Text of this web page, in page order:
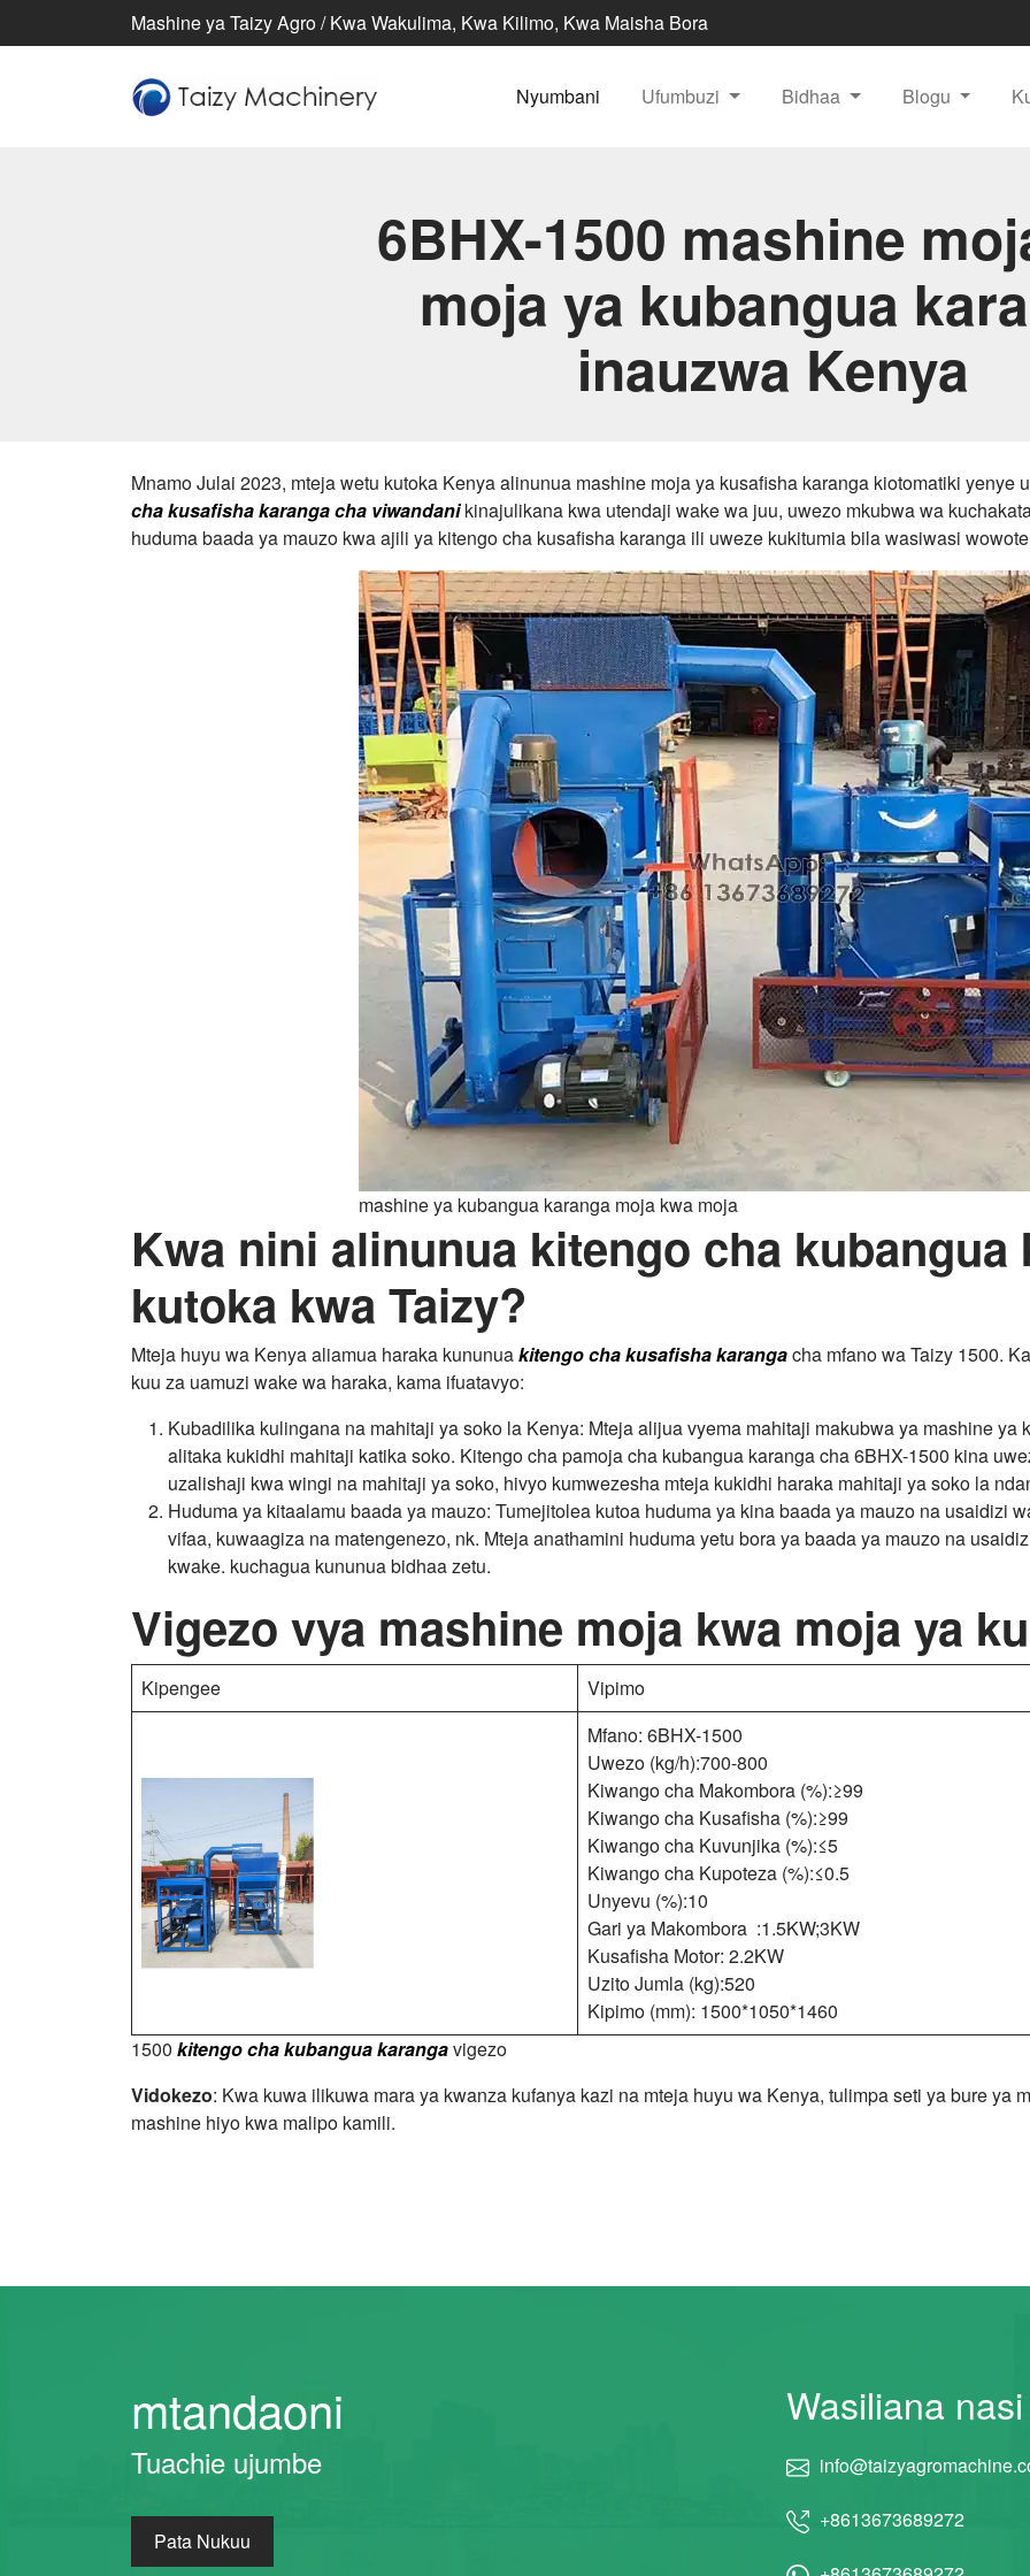
Mashine ya Taizy Agro / Kwa Wakulima, Kwa Kilimo, Kwa Maisha Bora
Nyumbani Ufumbuzi Bidhaa Blogu
6BHX-1500 mashine
moja ya kubangua
inauzwa Kenya
Mnamo Julai 2023, mteja wetu kutoka Kenya alinunua mashine moja ya kusafisha karanga kiotomatiki
cha kusafisha karanga cha viwandanikinajulikana kwa utendaji wake wa juu, uwezo mkubwa wa
huduma baada ya mauzo kwa ajili ya kitengo cha kusafisha karanga ili uweze kukitumia bila wasiwasi
mashine ya kubangua karanga moja kwa moja
Kwa nini alinunua kitengo cha kubangua
kutoka kwa Taizy?
Mteja huyu wa Kenya aliamua haraka kununuakitengo cha kusafisha karangacha mfano wa Taizy 1500.
kuu za uamuzi wake wa haraka, kama ifuatavyo:
Kubadilika kulingana na mahitaji ya soko la Kenya: Mteja alijua vyema mahitaji makubwa ya mashine ya
alitaka kukidhi mahitaji katika soko. Kitengo cha pamoja cha kubangua karanga cha 6BHX-1500 kina
uzalishaji kwa wingi na mahitaji ya soko, hivyo kumwezesha mteja kukidhi haraka mahitaji ya soko la
Huduma ya kitaalamu baada ya mauzo: Tumejitolea kutoa huduma ya kina baada ya mauzo na usaidizi
vifaa, kuwaagiza na matengenezo, nk. Mteja anathamini huduma yetu bora ya baada ya mauzo na
kwake. kuchagua kununua bidhaa zetu.
Vigezo vya mashine moja kwa moja ya
Kipengee
Vipimo
Mfano: 6BHX-1500
Uwezo (kg/h):700-800
Kiwango cha Makombora (%):≥99
Kiwango cha Kusafisha (%):≥99
Kiwango cha Kuvunjika (%):≤5
Kiwango cha Kupoteza (%):≤0.5
Unyevu (%):10
Gari ya Makombora :1.5KW;3KW
Kusafisha Motor: 2.2KW
Uzito Jumla (kg):520
Kipimo (mm): 1500*1050*1460
1500 kitengo cha kubangua karangavigezo
Vidokezo: Kwa kuwa ilikuwa mara ya kwanza kufanya kazi na mteja huyu wa Kenya, tulimpa seti ya bure ya
mashine hiyo kwa malipo kamili.
mtandaoni
Tuachie ujumbe
Pata Nukuu
Wasiliana nasi
+8613673689272